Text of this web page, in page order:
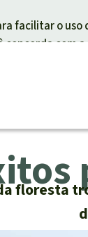
facilitar o
concorda com
tema
animais
floresta